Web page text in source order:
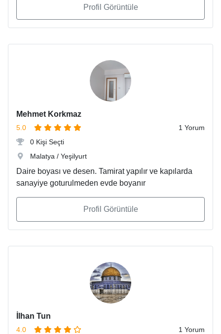
Profil Görüntüle
Mehmet Korkmaz
5.0
1 Yorum
0 Kişi Seçti
Malatya / Yeşilyurt
Daire boyası ve desen. Tamirat yapılır ve kapılarda
sanayiye goturulmeden evde boyanır
Profil Görüntüle
İlhan Tun
4.0
1 Yorum